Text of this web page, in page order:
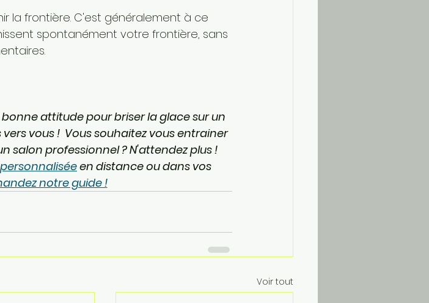
la frontière. C'est généralement à ce
spontanément votre frontière, sans
attitude pour briser la glace sur un
vous !  Vous souhaitez vous entrainer
salon professionnel ? N'attendez plus !
en distance ou dans vos
notre guide !
Voir tout